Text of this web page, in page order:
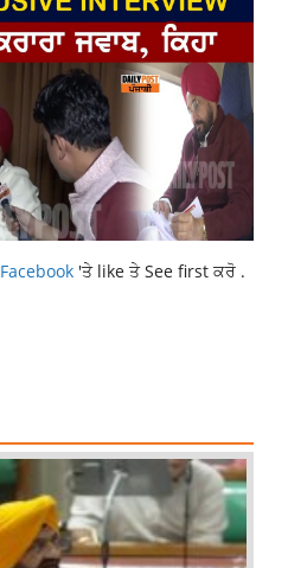
Facebook 'ਤੇ like ਤੇ See first ਕਰੋ .